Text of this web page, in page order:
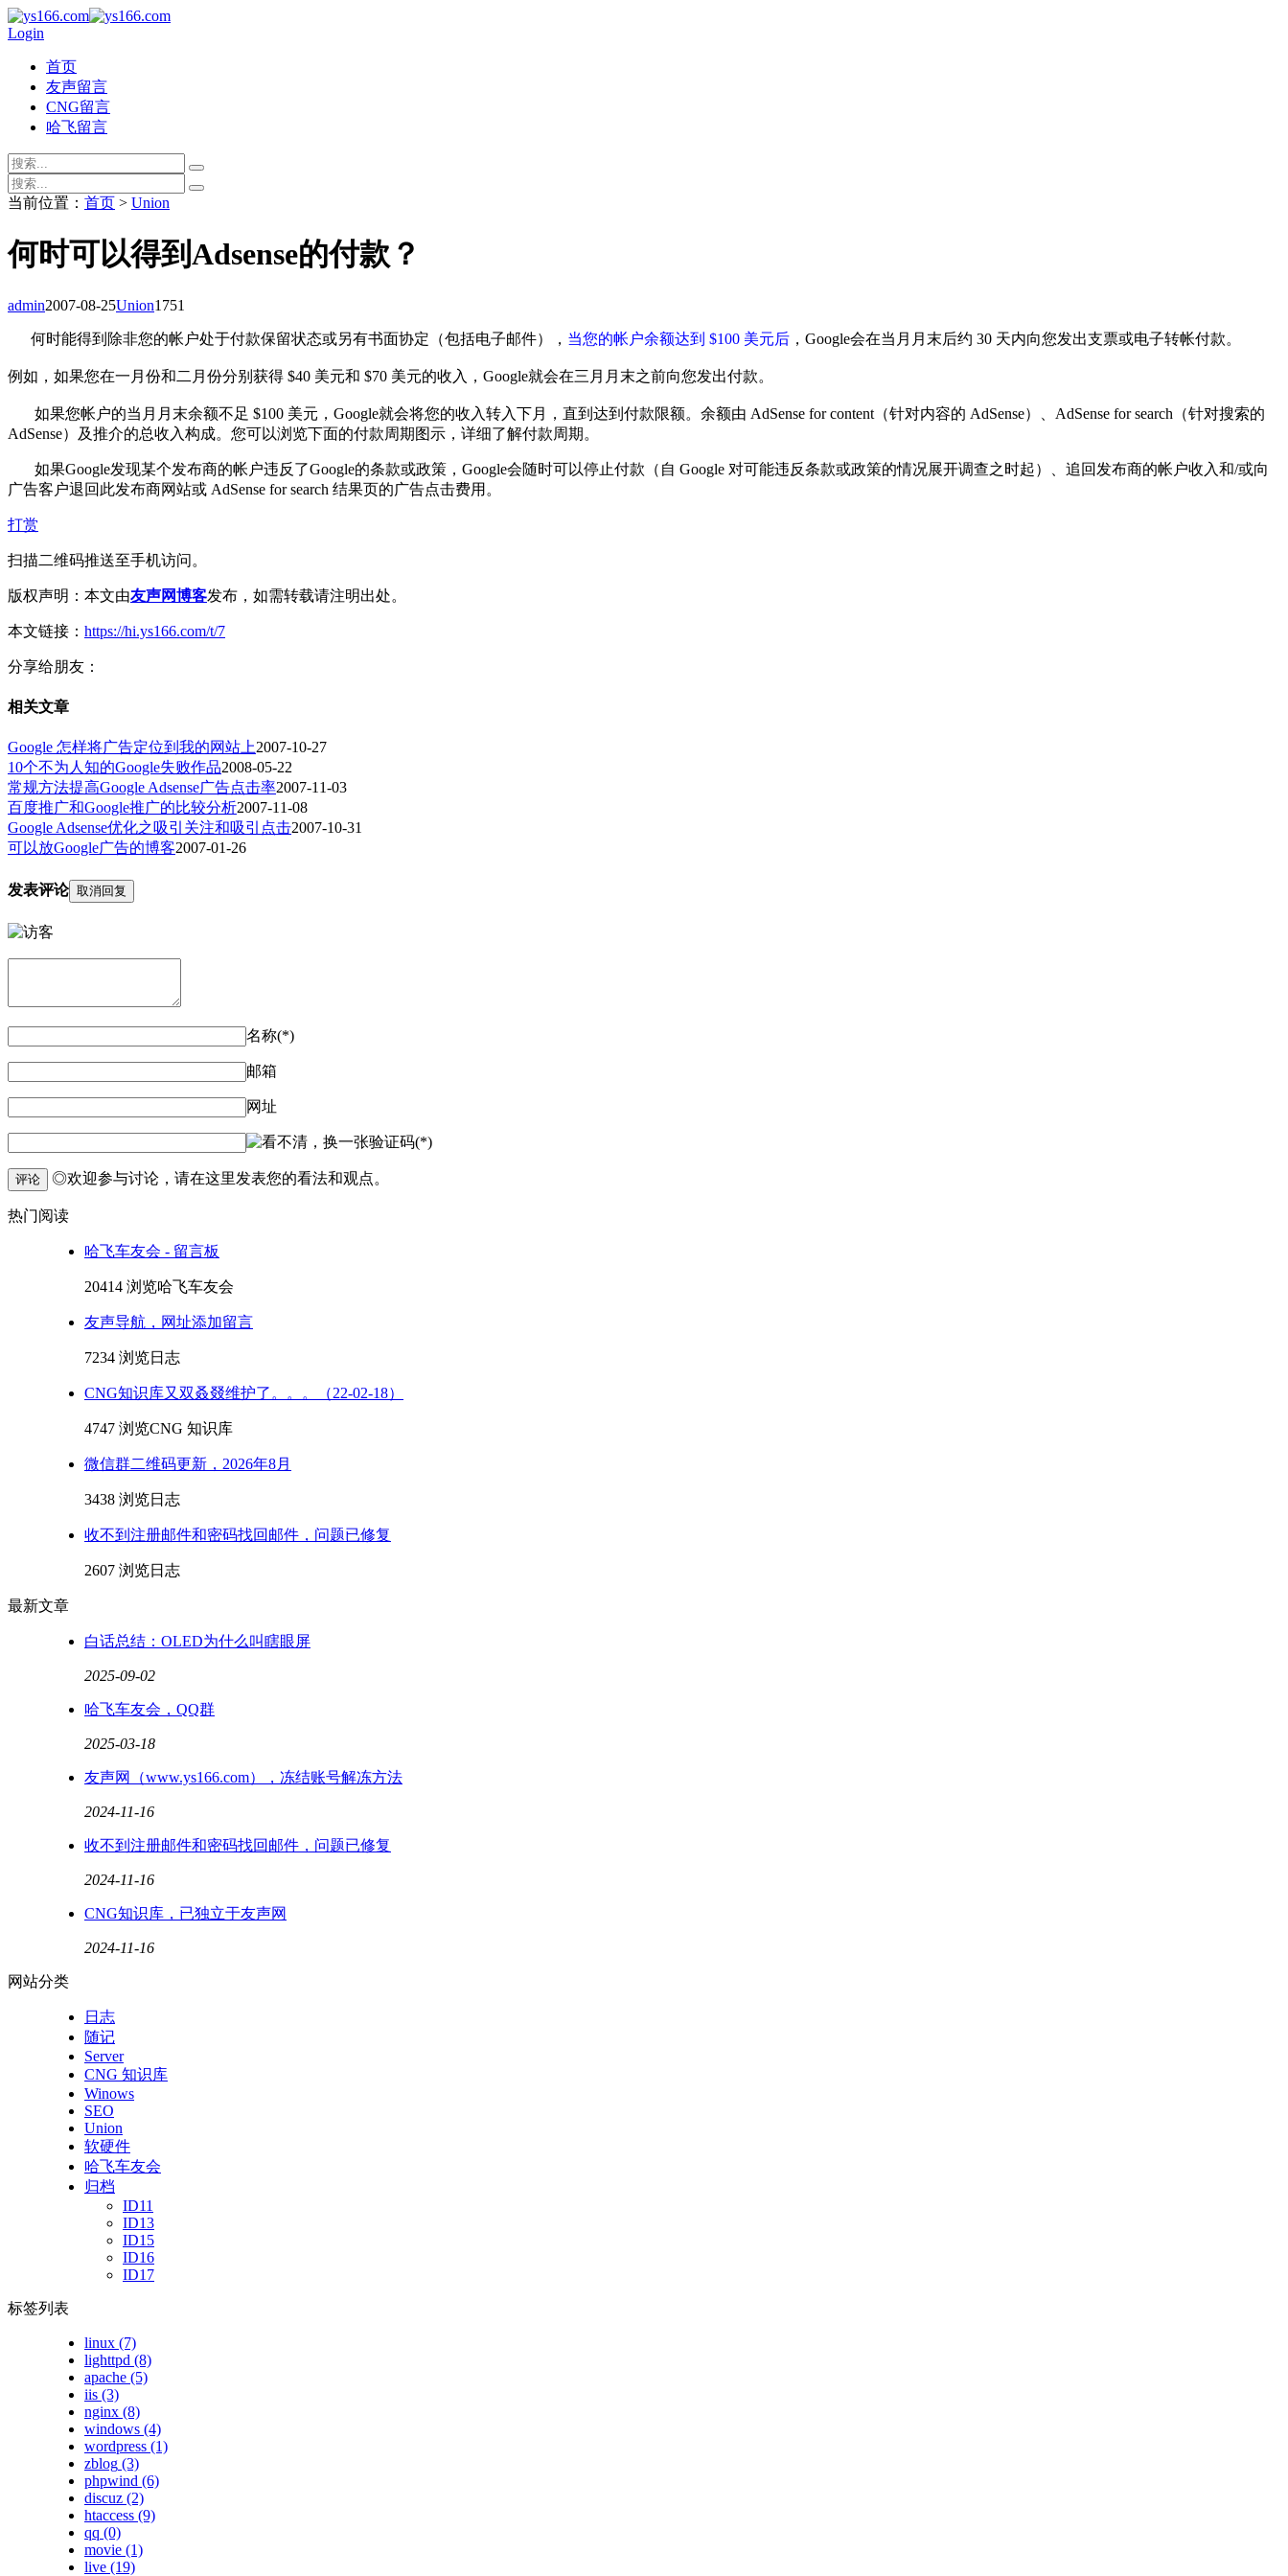
Login
首页
友声留言
CNG留言
哈飞留言
当前位置： 首页 > Union
何时可以得到Adsense的付款？
admin2007-08-25Union1751
何时能得到除非您的帐户处于付款保留状态或另有书面协定（包括电子邮件）， 当您的帐户余额达到 $100 美元后 ，Google会在当月月末后约 30 天内向您发出支票或电子转帐付款。
例如，如果您在一月份和二月份分别获得 $40 美元和 $70 美元的收入，Google就会在三月月末之前向您发出付款。
如果您帐户的当月月末余额不足 $100 美元，Google就会将您的收入转入下月，直到达到付款限额。余额由 AdSense for content（针对内容的 AdSense）、AdSense for search（针对搜索的
AdSense）及推介的总收入构成。您可以浏览下面的付款周期图示，详细了解付款周期。
如果Google发现某个发布商的帐户违反了Google的条款或政策，Google会随时可以停止付款（自 Google 对可能违反条款或政策的情况展开调查之时起）、追回发布商的帐户收入和/或向
广告客户退回此发布商网站或 AdSense for search 结果页的广告点击费用。
打赏
扫描二维码推送至手机访问。
版权声明：本文由友声网博客发布，如需转载请注明出处。
本文链接： https://hi.ys166.com/t/7
分享给朋友：
相关文章
Google 怎样将广告定位到我的网站上2007-10-27
10个不为人知的Google失败作品2008-05-22
常规方法提高Google Adsense广告点击率2007-11-03
百度推广和Google推广的比较分析2007-11-08
Google Adsense优化之吸引关注和吸引点击2007-10-31
可以放Google广告的博客2007-01-26
发表评论 取消回复
名称(*)
邮箱
网址
验证码(*)
评论 ◎欢迎参与讨论，请在这里发表您的看法和观点。
热门阅读
哈飞车友会 - 留言板
20414 浏览哈飞车友会
友声导航，网址添加留言
7234 浏览日志
CNG知识库又双叒叕维护了。。。（22-02-18）
4747 浏览CNG 知识库
微信群二维码更新，2026年8月
3438 浏览日志
收不到注册邮件和密码找回邮件，问题已修复
2607 浏览日志
最新文章
白话总结：OLED为什么叫瞎眼屏
2025-09-02
哈飞车友会，QQ群
2025-03-18
友声网（www.ys166.com），冻结账号解冻方法
2024-11-16
收不到注册邮件和密码找回邮件，问题已修复
2024-11-16
CNG知识库，已独立于友声网
2024-11-16
网站分类
日志
随记
Server
CNG 知识库
Winows
SEO
Union
软硬件
哈飞车友会
归档
ID11
ID13
ID15
ID16
ID17
标签列表
linux (7)
lighttpd (8)
apache (5)
iis (3)
nginx (8)
windows (4)
wordpress (1)
zblog (3)
phpwind (6)
discuz (2)
htaccess (9)
qq (0)
movie (1)
live (19)